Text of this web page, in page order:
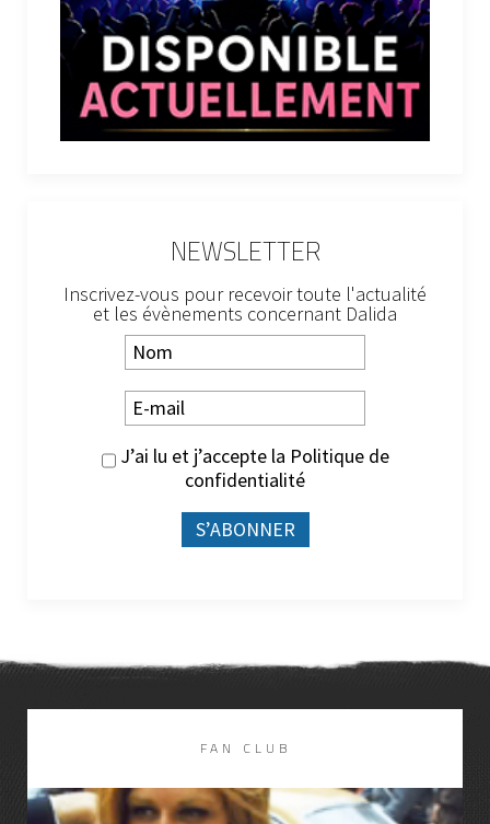
NEWSLETTER
Inscrivez-vous pour recevoir toute l'actualité
et les évènements concernant Dalida
J’ai lu et j’accepte la Politique de
confidentialité
FAN CLUB